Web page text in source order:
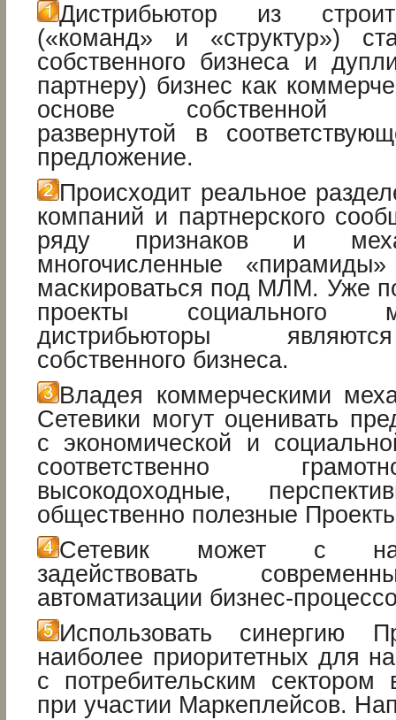
Дистрибьютор из
(«команд» и «структур»)
собственного бизнеса и
партнеру) бизнес как
основе собственной
развернутой в
предложение.
Происходит реальное
компаний и партнерского
ряду признаков и
многочисленные
маскироваться под МЛМ. Уже
проекты социального
дистрибьюторы
cобственного бизнеса.
Владея коммерческими
Сетевики могут оценивать
с экономической и
соответственно
высокодоходные,
общественно полезные
Сетевик может с
задействовать
автоматизации бизнес-
Использовать синергию
наиболее приоритетных для
с потребительским
при участии Маркеплейсов.